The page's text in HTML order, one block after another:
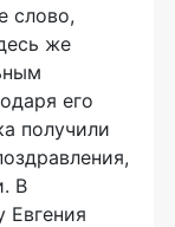
слово,
же
его
получили
В
Евгения